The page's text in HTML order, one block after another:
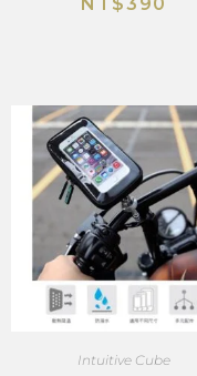
NT$390
Intuitive Cube